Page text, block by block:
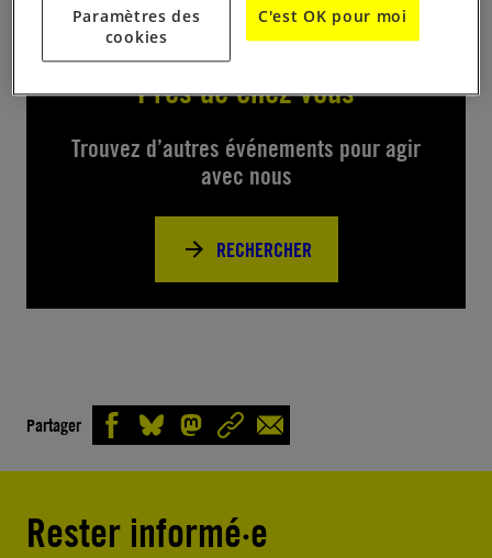
Près de chez vous
Trouvez d’autres événements pour agir
avec nous
RECHERCHER
Partager
Rester informé·e
Paramètres des
cookies
C'est OK pour moi